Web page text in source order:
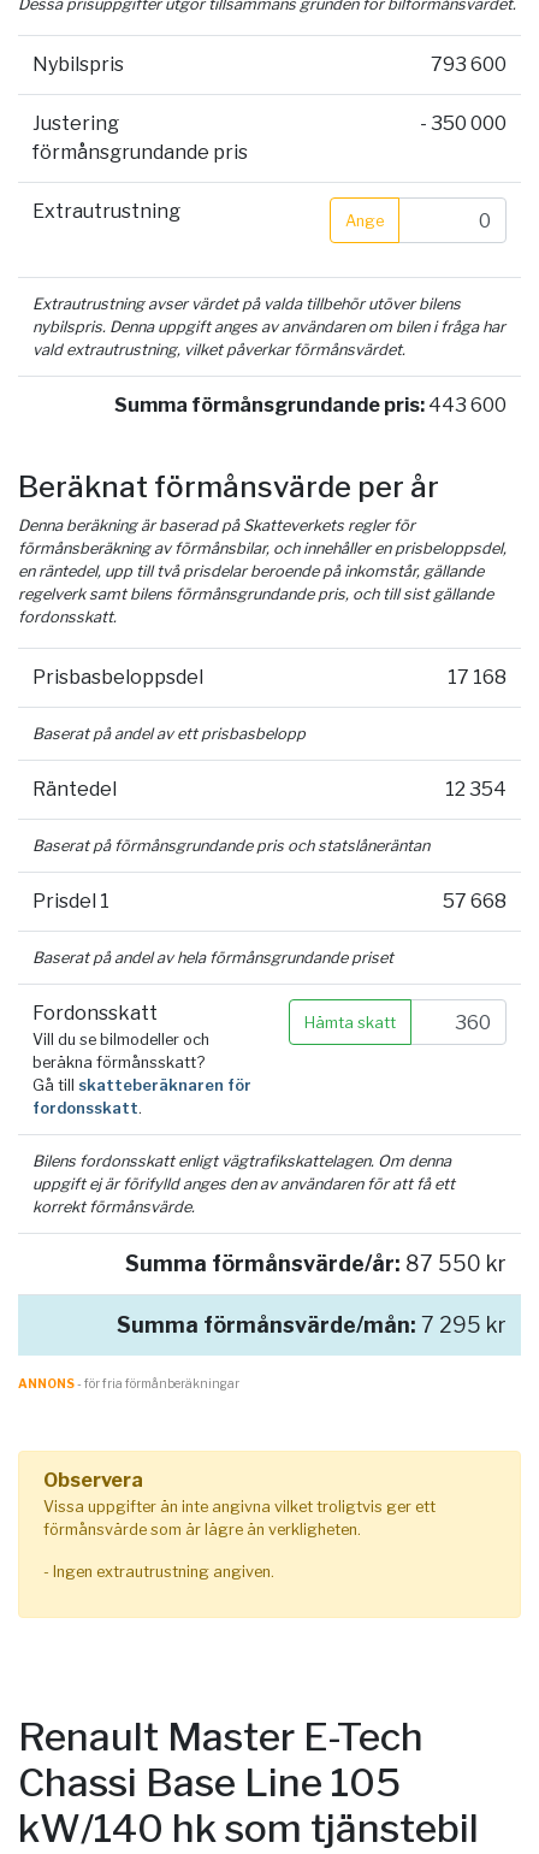
Dessa prisuppgifter utgör tillsammans grunden för bilförmånsvärdet.
Nybilspris 793 600
Justering
förmånsgrundande pris
- 350 000
Extrautrustning Ange
Extrautrustning avser värdet på valda tillbehör utöver bilens
nybilspris. Denna uppgift anges av användaren om bilen i fråga har
vald extrautrustning, vilket påverkar förmånsvärdet.
Summa förmånsgrundande pris: 443 600
Beräknat förmånsvärde per år
Denna beräkning är baserad på Skatteverkets regler för
förmånsberäkning av förmånsbilar, och innehåller en prisbeloppsdel,
en räntedel, upp till två prisdelar beroende på inkomstår, gällande
regelverk samt bilens förmånsgrundande pris, och till sist gällande
fordonsskatt.
Prisbasbeloppsdel 17 168
Baserat på andel av ett prisbasbelopp
Räntedel 12 354
Baserat på förmånsgrundande pris och statslåneräntan
Prisdel 1 57 668
Baserat på andel av hela förmånsgrundande priset
Fordonsskatt
Vill du se bilmodeller och
beräkna förmånsskatt?
Gå till skatteberäknaren för
fordonsskatt.
Hämta skatt
Bilens fordonsskatt enligt vägtrafikskattelagen. Om denna
uppgift ej är förifylld anges den av användaren för att få ett
korrekt förmånsvärde.
Summa förmånsvärde/år: 87 550 kr
Summa förmånsvärde/mån: 7 295 kr
ANNONS- för fria förmånberäkningar
Observera
Vissa uppgifter än inte angivna vilket troligtvis ger ett
förmånsvärde som är lägre än verkligheten.
- Ingen extrautrustning angiven.
Renault Master E-Tech
Chassi Base Line 105
kW/140 hk som tjänstebil